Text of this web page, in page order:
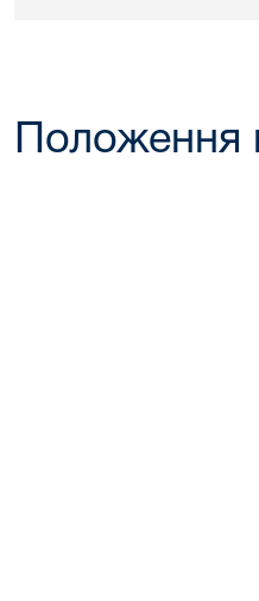
Положення